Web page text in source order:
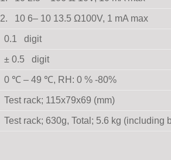
2. 10 6– 10 13.5 Ω100V, 1 mA max
0.1 digit
± 0.5 digit
0 ℃ – 49 ℃, RH: 0 % -80%
Test rack; 115x79x69 (mm)
Test rack; 630g, Total; 5.6 kg (including